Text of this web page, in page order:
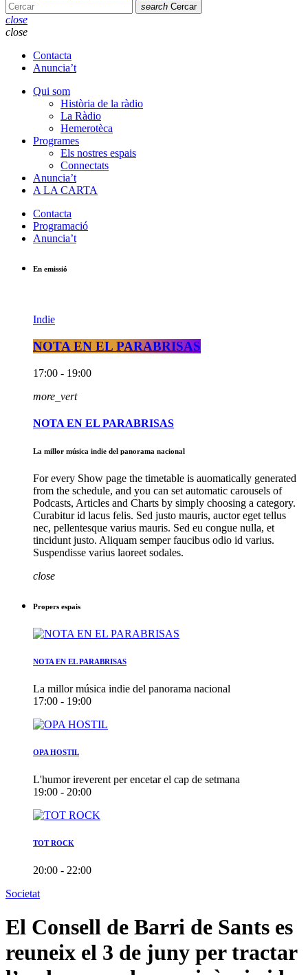
search Cercar
close
close
Contacta
Anuncia’t
Qui som
Història de la ràdio
La Ràdio
Hemerotèca
Programes
Els nostres espais
Connectats
Anuncia’t
A LA CARTA
Contacta
Programació
Anuncia’t
En emissió
Indie
NOTA EN EL PARABRISAS
17:00 - 19:00
more_vert
NOTA EN EL PARABRISAS
La millor música indie del panorama nacional
For every Show page the timetable is auomatically generated
from the schedule, and you can set automatic carousels of
Podcasts, Articles and Charts by simply choosing a category.
Curabitur id lacus felis. Sed justo mauris, auctor eget tellus
nec, pellentesque varius mauris. Sed eu congue nulla, et
tincidunt justo. Aliquam semper faucibus odio id varius.
Suspendisse varius laoreet sodales.
close
Propers espais
NOTA EN EL PARABRISAS
La millor música indie del panorama nacional
17:00 - 19:00
OPA HOSTIL
L'humor ireverent per encetar el cap de setmana
19:00 - 20:00
TOT ROCK
20:00 - 22:00
Societat
El Consell de Barri de Sants es
reuneix el 3 de juny per tractar